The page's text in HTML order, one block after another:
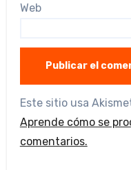
Web
Este sitio usa
Aprende cómo se
comentarios.